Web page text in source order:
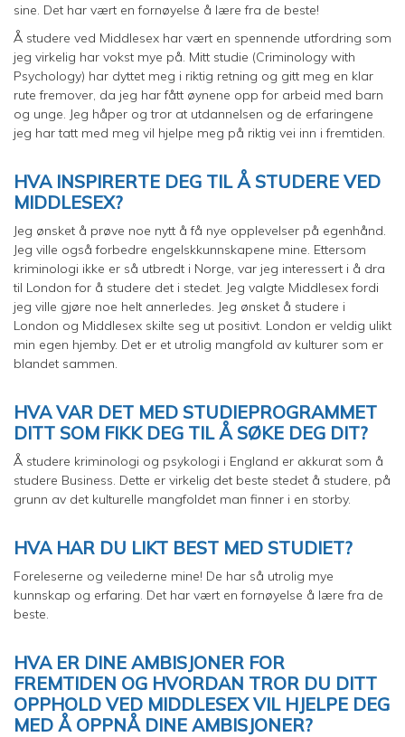
sine. Det har vært en fornøyelse å lære fra de beste!
Å studere ved Middlesex har vært en spennende utfordring som
jeg virkelig har vokst mye på. Mitt studie (Criminology with
Psychology) har dyttet meg i riktig retning og gitt meg en klar
rute fremover, da jeg har fått øynene opp for arbeid med barn
og unge. Jeg håper og tror at utdannelsen og de erfaringene
jeg har tatt med meg vil hjelpe meg på riktig vei inn i fremtiden.
HVA INSPIRERTE DEG TIL Å STUDERE VED
MIDDLESEX?
Jeg ønsket å prøve noe nytt å få nye opplevelser på egenhånd.
Jeg ville også forbedre engelskkunnskapene mine. Ettersom
kriminologi ikke er så utbredt i Norge, var jeg interessert i å dra
til London for å studere det i stedet. Jeg valgte Middlesex fordi
jeg ville gjøre noe helt annerledes. Jeg ønsket å studere i
London og Middlesex skilte seg ut positivt. London er veldig ulikt
min egen hjemby. Det er et utrolig mangfold av kulturer som er
blandet sammen.
HVA VAR DET MED STUDIEPROGRAMMET
DITT SOM FIKK DEG TIL Å SØKE DEG DIT?
Å studere kriminologi og psykologi i England er akkurat som å
studere Business. Dette er virkelig det beste stedet å studere, på
grunn av det kulturelle mangfoldet man finner i en storby.
HVA HAR DU LIKT BEST MED STUDIET?
Foreleserne og veilederne mine! De har så utrolig mye
kunnskap og erfaring. Det har vært en fornøyelse å lære fra de
beste.
HVA ER DINE AMBISJONER FOR
FREMTIDEN OG HVORDAN TROR DU DITT
OPPHOLD VED MIDDLESEX VIL HJELPE DEG
MED Å OPPNÅ DINE AMBISJONER?